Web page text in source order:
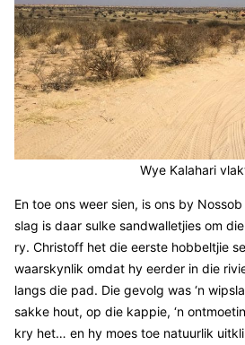
Wye Kalahari
En toe ons weer sien, is ons by
slag is daar sulke sandwalletjies om
ry. Christoff het die eerste hobbeltjie
waarskynlik omdat hy eerder in die
langs die pad. Die gevolg was ‘n
sakke hout, op die kappie, ‘n
kry het… en hy moes toe natuurlik